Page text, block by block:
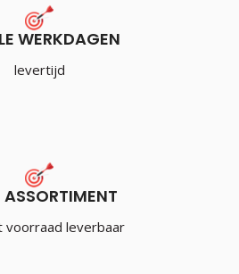
WERKDAGEN
levertijd
ASSORTIMENT
voorraad leverbaar